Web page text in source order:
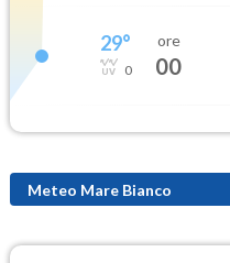
29°
0
ore
00
Meteo Mare Bianco